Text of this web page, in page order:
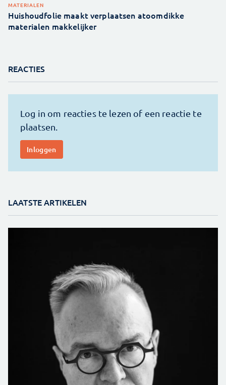
MATERIALEN
Huishoudfolie maakt verplaatsen atoomdikke
materialen makkelijker
REACTIES
LAATSTE ARTIKELEN